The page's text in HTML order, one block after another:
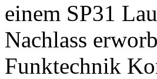
einem SP31
Nachlass
Funktechnik